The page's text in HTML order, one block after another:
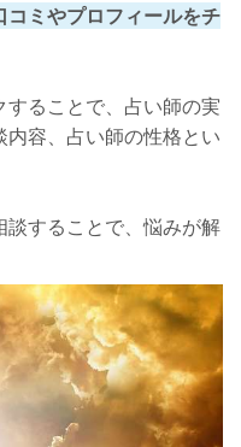
コミやプロフィールをチ
ることで、占い師の実
容、占い師の性格とい
談することで、悩みが解